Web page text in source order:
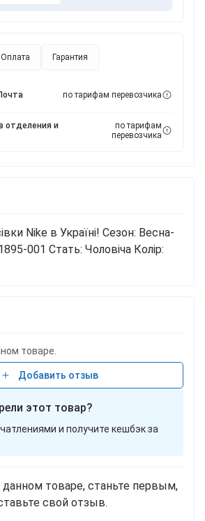
Оплата Гарантия
по тарифам перевозчика
отделения и
по тарифам
перевозчика
Nike в Україні! Сезон: Весна-
001 Стать: Чоловіча Колір:
товаре.
Добавить отзыв
этот товар?
и получите кешбэк за
товаре, станьте первым,
свой отзыв.